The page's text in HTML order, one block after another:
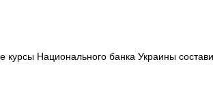
Национального банка Украины